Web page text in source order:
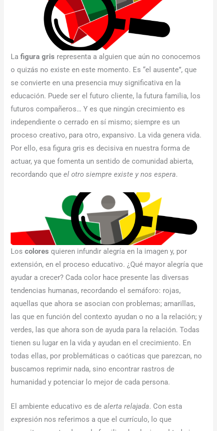
Lafigura gris representa a alguien que aún no conocemos
o quizás no existe en este momento. Es “el ausente”, que
se convierte en una presencia muy significativa en la
educación. Puede ser el futuro cliente, la futura familia, los
futuros compañeros… Y es que ningún crecimiento es
independiente o cerrado en sí mismo; siempre es un
proceso creativo, para otro, expansivo. La vida genera vida.
Por ello, esa figura gris es decisiva en nuestra forma de
actuar, ya que fomenta un sentido de comunidad abierta,
recordando queel otro siempre existe y nos espera.
Loscolores quieren infundir alegría en la imagen y, por
extensión, en el proceso educativo. ¿Qué mayor alegría que
ayudar a crecer? Cada color hace presente las diversas
tendencias humanas, recordando el semáforo: rojas,
aquellas que ahora se asocian con problemas; amarillas,
las que en función del contexto ayudan o no a la relación; y
verdes, las que ahora son de ayuda para la relación. Todas
tienen su lugar en la vida y ayudan en el crecimiento. En
todas ellas, por problemáticas o caóticas que parezcan, no
buscamos reprimir nada, sino encontrar rastros de
humanidad y potenciar lo mejor de cada persona.
El ambiente educativo es dealerta relajada. Con esta
expresión nos referimos a que el currículo, lo que